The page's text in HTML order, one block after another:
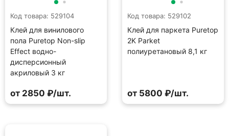
Код товара: 529104
Клей для винилового
пола Puretop Non-slip
Effect водно-
дисперсионный
акриловый 3 кг
от 2850 ₽/шт.
Код товара: 529102
Клей для паркета Puretop
2K Parket
полиуретановый 8,1 кг
от 5800 ₽/шт.